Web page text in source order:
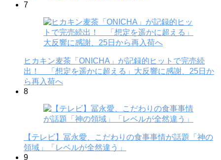
7
ヒカキン麦茶「ONICHA」が記録的ヒットで完売続
出！ 「想定を遥かに超える」大反響に感謝、25日か
ら再入荷へ
8
【テレビ】冨永愛、こだわりの食事事情が話題「神の
領域」「レベルが全然違う」
9